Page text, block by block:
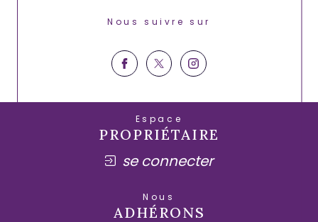
Nous suivre sur
Espace
PROPRIÉTAIRE
se connecter
Nous
ADHÉRONS